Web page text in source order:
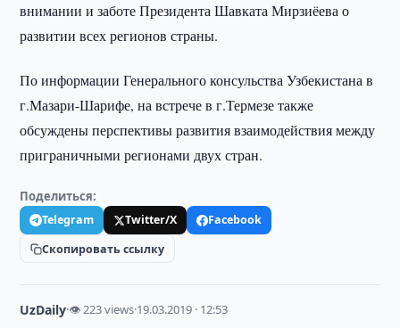
внимании и заботе Президента Шавката Мирзиёева о
развитии всех регионов страны.
По информации Генерального консульства Узбекистана в
г.Мазари-Шарифе, на встрече в г.Термезе также
обсуждены перспективы развития взаимодействия между
приграничными регионами двух стран.
Поделиться:
Telegram Twitter/X
Facebook
Скопировать ссылку
UzDaily·👁 223 views·19.03.2019 · 12:53